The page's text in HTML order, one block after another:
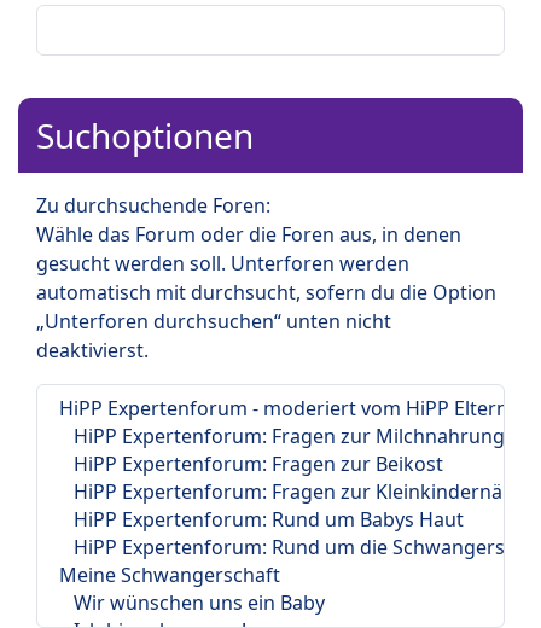
Suchoptionen
Zu durchsuchende Foren:
Wähle das Forum oder die Foren aus, in denen
gesucht werden soll. Unterforen werden
automatisch mit durchsucht, sofern du die Option
„Unterforen durchsuchen“ unten nicht
deaktivierst.